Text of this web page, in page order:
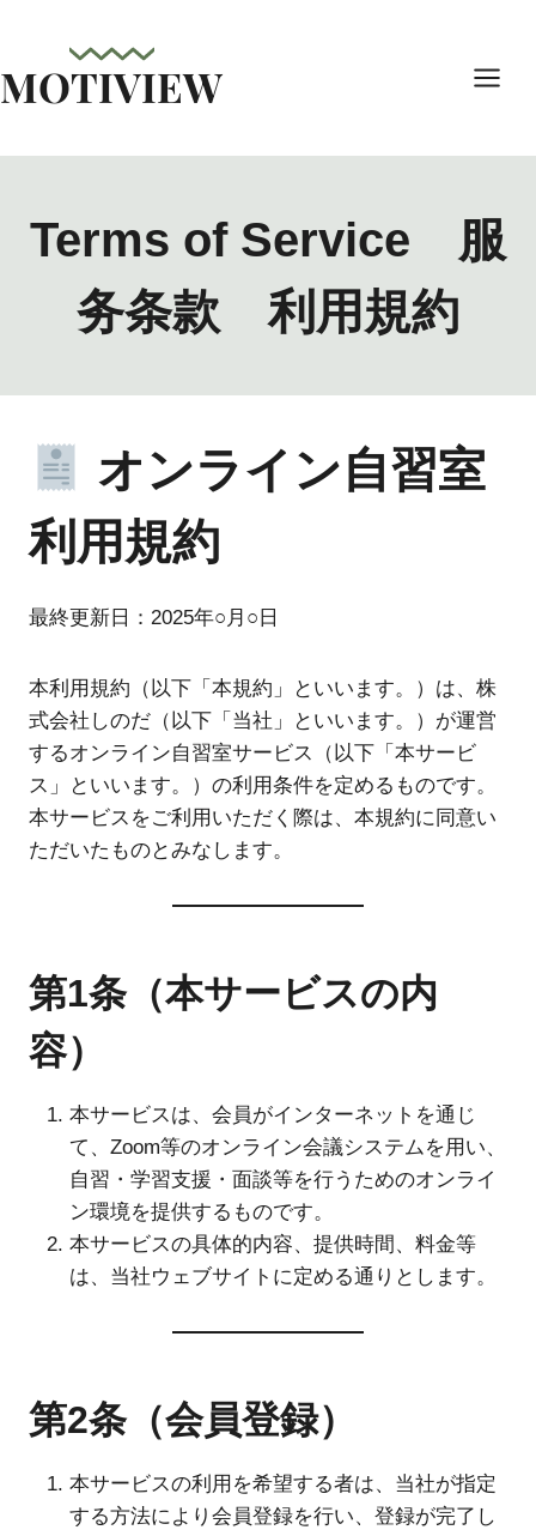
を
MOTIVIEW
Terms of Service 服
务条款 利用規約
オンライン自習室
利用規約
最終更新日：2025年○月○日
本利用規約（以下「本規約」といいます。）は、株
式会社しのだ（以下「当社」といいます。）が運営
するオンライン自習室サービス（以下「本サービ
ス」といいます。）の利用条件を定めるものです。
本サービスをご利用いただく際は、本規約に同意い
ただいたものとみなします。
第1条（本サービスの内
容）
本サービスは、会員がインターネットを通じ
て、Zoom等のオンライン会議システムを用い、
自習・学習支援・面談等を行うためのオンライ
ン環境を提供するものです。
本サービスの具体的内容、提供時間、料金等
は、当社ウェブサイトに定める通りとします。
第2条（会員登録）
本サービスの利用を希望する者は、当社が指定
する方法により会員登録を行い、登録が完了し